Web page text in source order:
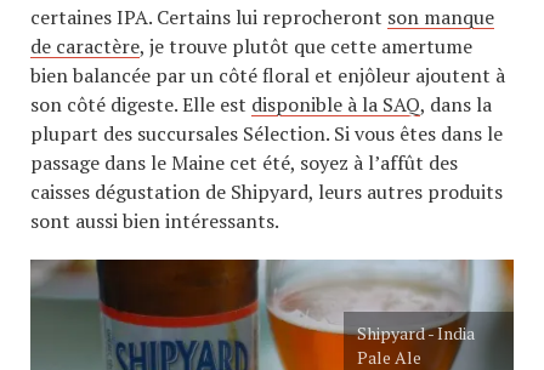
certaines IPA. Certains lui reprocheront son manque
de caractère, je trouve plutôt que cette amertume
bien balancée par un côté floral et enjôleur ajoutent à
son côté digeste. Elle est disponible à la SAQ, dans la
plupart des succursales Sélection. Si vous êtes dans le
passage dans le Maine cet été, soyez à l’affût des
caisses dégustation de Shipyard, leurs autres produits
sont aussi bien intéressants.
Shipyard - India
Pale Ale